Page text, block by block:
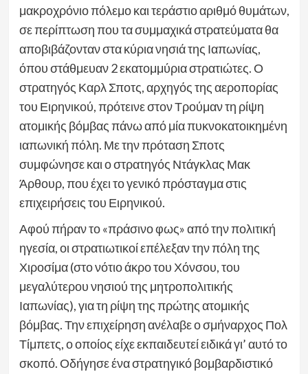
μακροχρόνιο πόλεμο και τεράστιο αριθμό θυμάτων,
σε περίπτωση που τα συμμαχικά στρατεύματα θα
αποβιβάζονταν στα κύρια νησιά της Ιαπωνίας,
όπου στάθμευαν 2 εκατομμύρια στρατιώτες. Ο
στρατηγός Καρλ Σποτς, αρχηγός της αεροπορίας
του Ειρηνικού, πρότεινε στον Τρούμαν τη ρίψη
ατομικής βόμβας πάνω από μία πυκνοκατοικημένη
ιαπωνική πόλη. Με την πρόταση Σποτς
συμφώνησε και ο στρατηγός Ντάγκλας Μακ
Άρθουρ, που έχει το γενικό πρόσταγμα στις
επιχειρήσεις του Ειρηνικού.
Αφού πήραν το «πράσινο φως» από την πολιτική
ηγεσία, οι στρατιωτικοί επέλεξαν την πόλη της
Χιροσίμα (στο νότιο άκρο του Χόνσου, του
μεγαλύτερου νησιού της μητροπολιτικής
Ιαπωνίας), για τη ρίψη της πρώτης ατομικής
βόμβας. Την επιχείρηση ανέλαβε ο σμήναρχος Πολ
Τίμπετς, ο οποίος είχε εκπαιδευτεί ειδικά γι’ αυτό το
σκοπό. Οδήγησε ένα στρατηγικό βομβαρδιστικό